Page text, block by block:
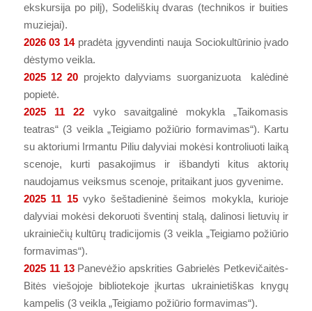
ekskursija po pilį), Sodeliškių dvaras (technikos ir buities
muziejai).
2026 03 14pradėta įgyvendinti nauja Sociokultūrinio įvado
dėstymo veikla.
2025 12 20 projekto dalyviams suorganizuota kalėdinė
popietė.
2025 11 22 vyko savaitgalinė mokykla „Taikomasis
teatras“ (3 veikla „Teigiamo požiūrio formavimas“). Kartu
su aktoriumi Irmantu Piliu dalyviai mokėsi kontroliuoti laiką
scenoje, kurti pasakojimus ir išbandyti kitus aktorių
naudojamus veiksmus scenoje, pritaikant juos gyvenime.
2025 11 15vyko šeštadieninė šeimos mokykla, kurioje
dalyviai mokėsi dekoruoti šventinį stalą, dalinosi lietuvių ir
ukrainiečių kultūrų tradicijomis (3 veikla „Teigiamo požiūrio
formavimas“).
2025 11 13Panevėžio apskrities Gabrielės Petkevičaitės-
Bitės viešojoje bibliotekoje įkurtas ukrainietiškas knygų
kampelis (3 veikla „Teigiamo požiūrio formavimas“).